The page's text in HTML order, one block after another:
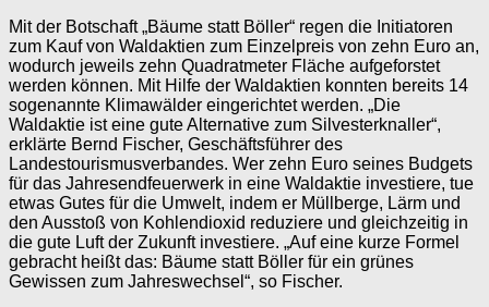
Mit der Botschaft „Bäume statt Böller“ regen die Initiatoren
zum Kauf von Waldaktien zum Einzelpreis von zehn Euro an,
wodurch jeweils zehn Quadratmeter Fläche aufgeforstet
werden können. Mit Hilfe der Waldaktien konnten bereits 14
sogenannte Klimawälder eingerichtet werden. „Die
Waldaktie ist eine gute Alternative zum Silvesterknaller“,
erklärte Bernd Fischer, Geschäftsführer des
Landestourismusverbandes. Wer zehn Euro seines Budgets
für das Jahresendfeuerwerk in eine Waldaktie investiere, tue
etwas Gutes für die Umwelt, indem er Müllberge, Lärm und
den Ausstoß von Kohlendioxid reduziere und gleichzeitig in
die gute Luft der Zukunft investiere. „Auf eine kurze Formel
gebracht heißt das: Bäume statt Böller für ein grünes
Gewissen zum Jahreswechsel“, so Fischer.